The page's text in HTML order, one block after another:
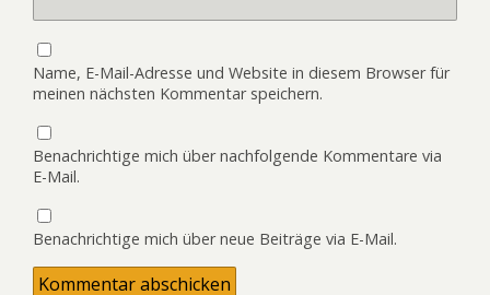
Name, E-Mail-Adresse und Website in diesem Browser für
meinen nächsten Kommentar speichern.
Benachrichtige mich über nachfolgende Kommentare via
E-Mail.
Benachrichtige mich über neue Beiträge via E-Mail.